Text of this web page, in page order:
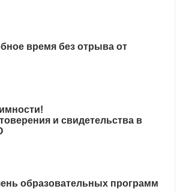
время без отрыва от
и свидетельства в
образовательных программ